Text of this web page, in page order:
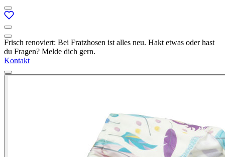
Frisch renoviert: Bei Fratzhosen ist alles neu. Hakt etwas oder hast
du Fragen? Melde dich gern.
Kontakt